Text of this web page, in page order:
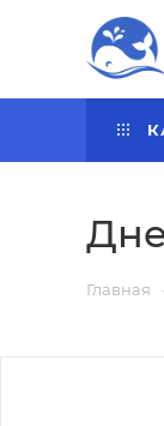
Главная